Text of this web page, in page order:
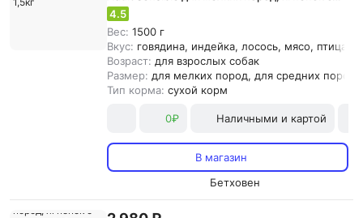
томатами сух. 1,5кг
4.5
Вес: 1500 г
Вкус: говядина, индейка, лосось, мясо, птица,
Возраст: для взрослых собак
Размер: для мелких пород, для средних пород
Тип корма: сухой корм
0₽ Наличными и картой
В магазин
Бетховен